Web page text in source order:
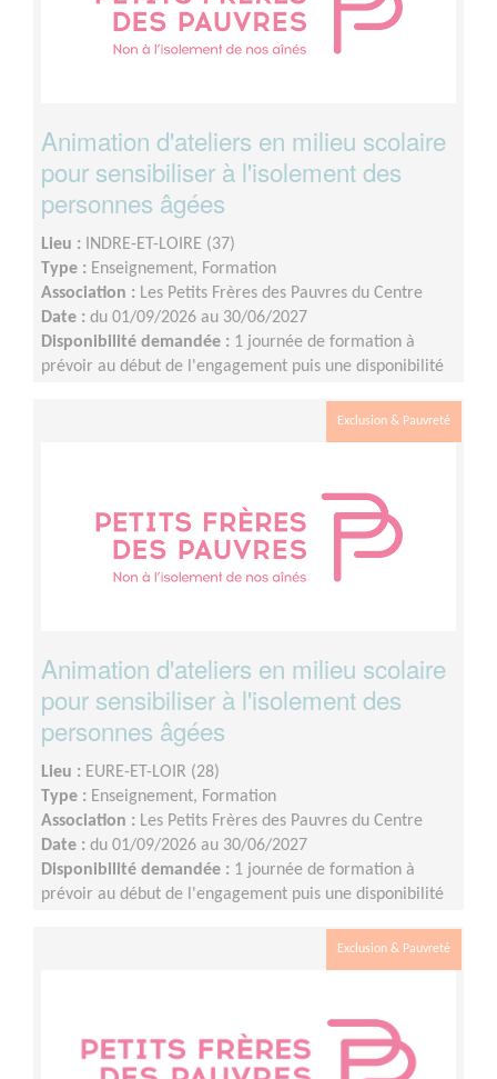
Animation d'ateliers en milieu scolaire
pour sensibiliser à l'isolement des
personnes âgées
Lieu : INDRE-ET-LOIRE (37)
Type : Enseignement, Formation
Association : Les Petits Frères des Pauvres du Centre
Date : du 01/09/2026 au 30/06/2027
Disponibilité demandée : 1 journée de formation à
prévoir au début de l'engagement puis une disponibilité
Exclusion & Pauvreté
Animation d'ateliers en milieu scolaire
pour sensibiliser à l'isolement des
personnes âgées
Lieu : EURE-ET-LOIR (28)
Type : Enseignement, Formation
Association : Les Petits Frères des Pauvres du Centre
Date : du 01/09/2026 au 30/06/2027
Disponibilité demandée : 1 journée de formation à
prévoir au début de l'engagement puis une disponibilité
Exclusion & Pauvreté